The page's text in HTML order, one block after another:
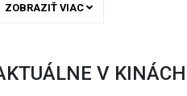
ZOBRAZIŤ VIAC
V KINÁCH